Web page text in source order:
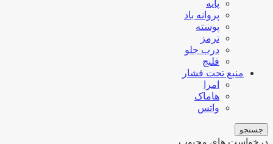
پایه
پروانه باد
پوسته
ترمز
درب جلو
فلنج
منبع تحت فشار
امرا
هاماک
واتس
جستجو
درخواست های محبوب